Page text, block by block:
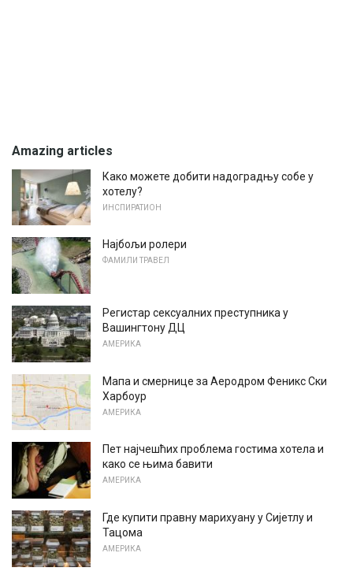
Amazing articles
Како можете добити надоградњу собе у
хотелу?
ИНСПИРАТИОН
Најбољи ролери
ФАМИЛИ ТРАВЕЛ
Регистар сексуалних преступника у
Вашингтону ДЦ
АМЕРИКА
Мапа и смернице за Аеродром Феникс Ски
Харбоур
АМЕРИКА
Пет најчешћих проблема гостима хотела и
како се њима бавити
АМЕРИКА
Где купити правну марихуану у Сијетлу и
Тацома
АМЕРИКА